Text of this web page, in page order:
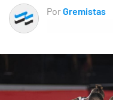
PorGremistas